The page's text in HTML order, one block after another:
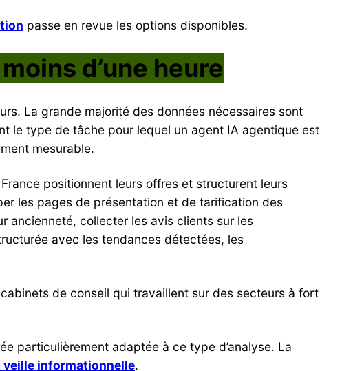
passe en revue les options disponibles.
d’une heure
La grande majorité des données nécessaires sont
le type de tâche pour lequel un agent IA agentique est
mesurable.
positionnent leurs offres et structurent leurs
les pages de présentation et de tarification des
ancienneté, collecter les avis clients sur les
avec les tendances détectées, les
de conseil qui travaillent sur des secteurs à fort
particulièrement adaptée à ce type d’analyse. La
veille informationnelle.